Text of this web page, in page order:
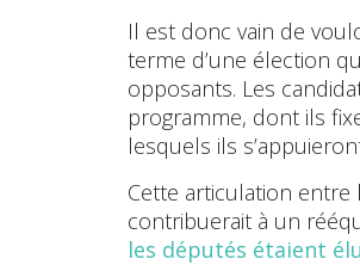
Il est donc vain de
terme d’une élection
opposants. Les
programme, dont ils
lesquels ils
Cette articulation entre
contribuerait à un
les députés étaient